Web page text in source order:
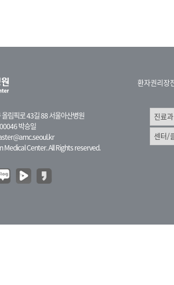
림픽로 43길 88 서울아산병원
박승일
Medical Center. All Rights reserved.
환자권리장